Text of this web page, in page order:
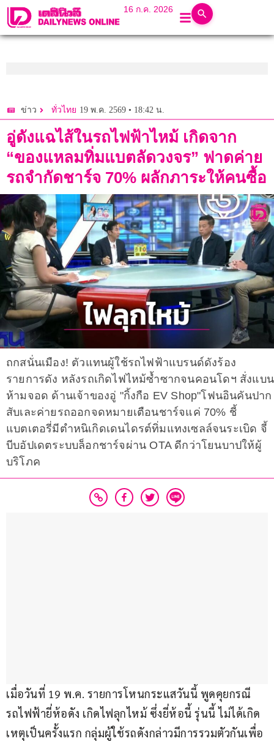
16 ก.ค. 2026
ข่าว ทั่วไทย 19 พ.ค. 2569 • 18:42 น.
อู่ดังแฉไส้ในรถไฟฟ้าไหม้ เกิดจาก
“ของแหลมทิ่มแบตลัดวงจร” ฟาดค่าย
รถจำกัดชาร์จ 70% ผลักภาระให้คนซื้อ
ถกสนั่นเมือง! ตัวแทนผู้ใช้รถไฟฟ้าแบรนด์ดังร้อง
รายการดัง หลังรถเกิดไฟไหม้ซ้ำซากจนคอนโดฯ สั่งแบน
ห้ามจอด ด้านเจ้าของอู่ "กิ้งกือ EV Shop"โฟนอินคันปาก
สับเละค่ายรถออกจดหมายเตือนชาร์จแค่ 70% ชี้
แบตเตอรี่มีตำหนิเกิดเดนไดรต์ทิ่มแทงเซลล์จนระเบิด จี้
บีบอัปเดตระบบล็อกชาร์จผ่าน OTA ดีกว่าโยนบาปให้ผู้
บริโภค
เมื่อวันที่ 19 พ.ค. รายการโหนกระแสวันนี้ พูดคุยกรณี
รถไฟฟ้ายี่ห้อดัง เกิดไฟลุกไหม้ ซึ่งยี่ห้อนี้ รุ่นนี้ ไม่ได้เกิด
เหตุเป็นครั้งแรก กลุ่มผู้ใช้รถดังกล่าวมีการรวมตัวกันเพื่อ